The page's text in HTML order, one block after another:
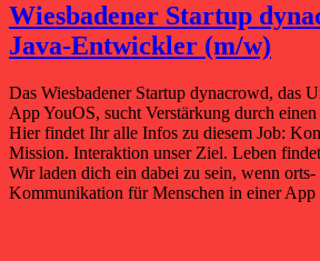
Wiesbadener Startup
Java-Entwickler (m/w)
Das Wiesbadener Startup dynacrowd, das
App YouOS, sucht Verstärkung durch
Hier findet Ihr alle Infos zu diesem Job:
Mission. Interaktion unser Ziel. Leben
Wir laden dich ein dabei zu sein, wenn orts-
Kommunikation für Menschen in einer App